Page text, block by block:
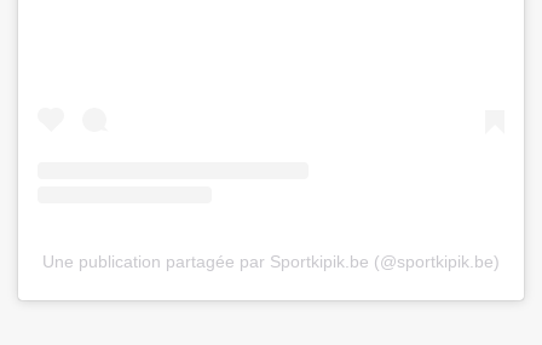
Une publication partagée par Sportkipik.be (@sportkipik.be)